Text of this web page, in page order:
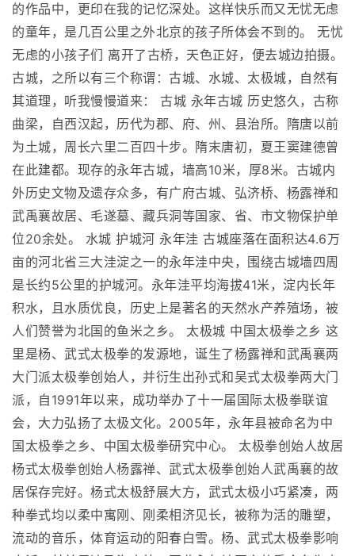
的作品中，更印在我的记忆深处。这样快乐而又无忧无虑
的童年，是几百公里之外北京的孩子所体会不到的。 无忧
无虑的小孩子们 离开了古桥，天色正好，便去城边拍摄。
古城，之所以有三个称谓：古城、水城、太极城，自然有
其道理，听我慢慢道来： 古城 永年古城 历史悠久，古称
曲梁，自西汉起，历代为郡、府、州、县治所。隋唐以前
为土城，周长六里二百四十步。隋末唐初，夏王窦建德曾
在此建都。现存的永年古城，墙高10米，厚8米。古城内
外历史文物及遗存众多，有广府古城、弘济桥、杨露禅和
武禹襄故居、毛遂墓、藏兵洞等国家、省、市文物保护单
位20余处。 水城 护城河 永年洼 古城座落在面积达4.6万
亩的河北省三大洼淀之一的永年洼中央，围绕古城墙四周
是长约5公里的护城河。永年洼平均海拔41米，淀内长年
积水，且水质优良，历史上是著名的天然水产养殖场，被
人们赞誉为北国的鱼米之乡。 太极城 中国太极拳之乡 这
里是杨、武式太极拳的发源地，诞生了杨露禅和武禹襄两
大门派太极拳创始人，并衍生出孙式和吴式太极拳两大门
派，自1991年以来，成功举办了十一届国际太极拳联谊
会，大力弘扬了太极文化。2005年，永年县被命名为中
国太极拳之乡、中国太极拳研究中心。 太极拳创始人故居
杨式太极拳创始人杨露禅、武式太极拳创始人武禹襄的故
居保存完好。杨式太极舒展大方，武式太极小巧紧凑，两
种拳式均以柔中寓刚、刚柔相济见长，被称为活的雕塑，
流动的音乐，体育运动的阳春白雪。杨、武式太极拳影响